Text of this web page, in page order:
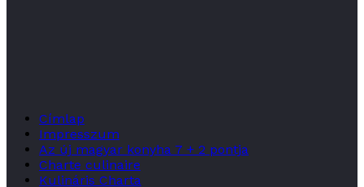
Címlap
Impresszum
Az új magyar konyha 7 + 2 pontja
Charte culinaire
Kulináris Charta